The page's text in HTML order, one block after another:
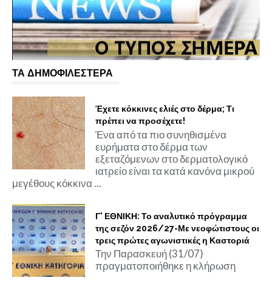
ΤΑ ΔΗΜΟΦΙΛΕΣΤΕΡΑ
Έχετε κόκκινες ελιές στο δέρμα; Τι
πρέπει να προσέχετε!
Ένα από τα πιο συνηθισμένα
ευρήματα στο δέρμα των
εξεταζόμενων στο δερματολογικό
ιατρείο είναι τα κατά κανόνα μικρού
μεγέθους κόκκινα ...
Γ' ΕΘΝΙΚΗ: Το αναλυτικό πρόγραμμα
της σεζόν 2026/27-Με νεοφώτιστους οι
τρεις πρώτες αγωνιστικές η Καστοριά
Την Παρασκευή (31/07)
πραγματοποιήθηκε η κλήρωση